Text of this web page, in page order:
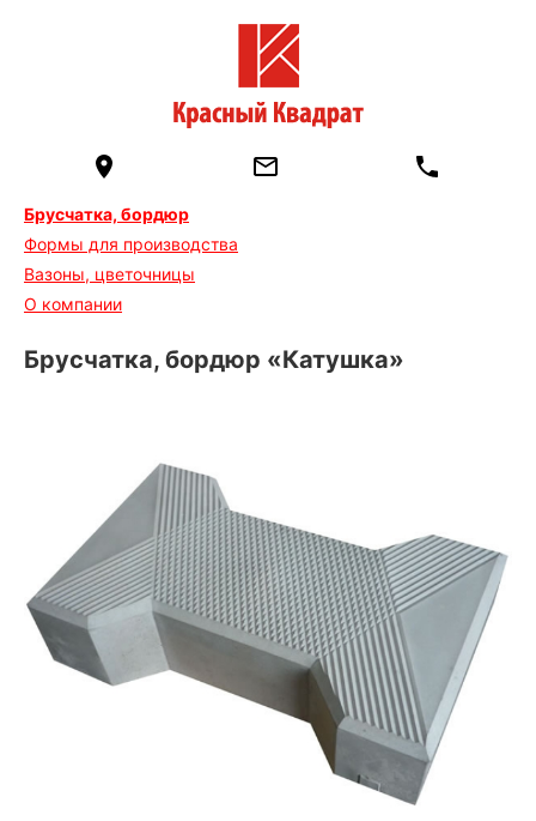
Брусчатка, бордюр
Формы для производства
Вазоны, цветочницы
О компании
Брусчатка, бордюр «Катушка»